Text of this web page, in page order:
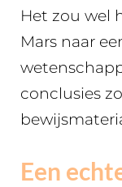
Het zou wel
Mars naar
conclusies
Een